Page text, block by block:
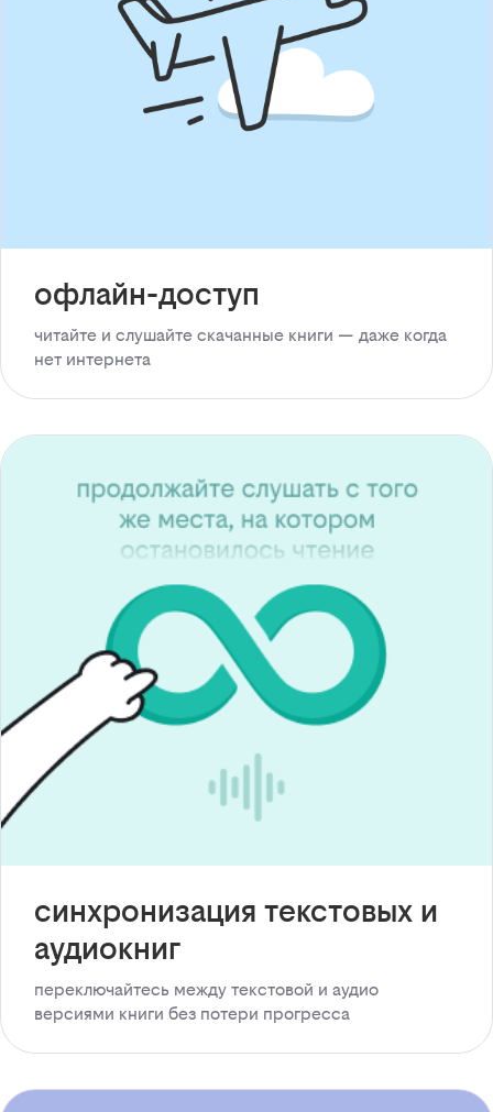
офлайн-доступ
читайте и слушайте скачанные книги — даже когда
нет интернета
синхронизация текстовых и
аудиокниг
переключайтесь между текстовой и аудио
версиями книги без потери прогресса